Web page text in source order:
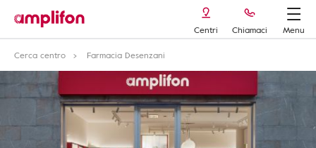
Centri Chiamaci
Menu
Cerca centro
Farmacia Desenzani